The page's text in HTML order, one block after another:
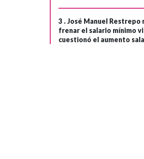
3 .José Manuel Restrepo
frenar el salario mínimo
cuestionó el aumento